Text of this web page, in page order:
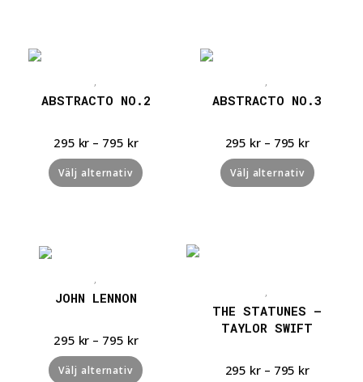
ABSTRACTO NO.2
295 kr – 795 kr
Välj alternativ
ABSTRACTO NO.3
295 kr – 795 kr
Välj alternativ
JOHN LENNON
295 kr – 795 kr
Välj alternativ
THE STATUNES –
TAYLOR SWIFT
295 kr – 795 kr